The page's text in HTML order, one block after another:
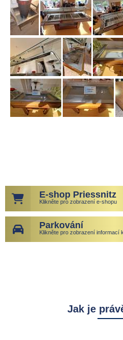
E-shop Priessnitz
Klikněte pro zobrazení e-shopu
Parkování
Klikněte pro zobrazení informací
Jak je